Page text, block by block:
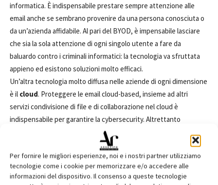
Per fornire le migliori esperienze, noi e i nostri partner utilizziamo
tecnologie come i cookie per memorizzare e/o accedere alle
informazioni del dispositivo. Il consenso a queste tecnologie
informatica. È indispensabile prestare sempre attenzione alle
email anche se sembrano provenire da una persona conosciuta o
da un’azienda affidabile. Al pari del BYOD, è impensabile lasciare
che sia la sola attenzione di ogni singolo utente a fare da
baluardo contro i criminali informatici: la tecnologia va sfruttata
appieno ed esistono soluzioni molto efficaci.
Un’altra tecnologia molto diffusa nelle aziende di ogni dimensione
è il cloud. Proteggere le email cloud-based, insieme ad altri
servizi condivisione di file e di collaborazione nel cloud è
indispensabile per garantire la cybersecurity. Altrettanto
importante mettere in sicurezza le applicazioni cloud, dato che
sono numerose le soluzioni SaaS presenti in azienda, come ad
esempio Microsoft Office 365.
Controllare tutto, mettere in sicurezza tutti